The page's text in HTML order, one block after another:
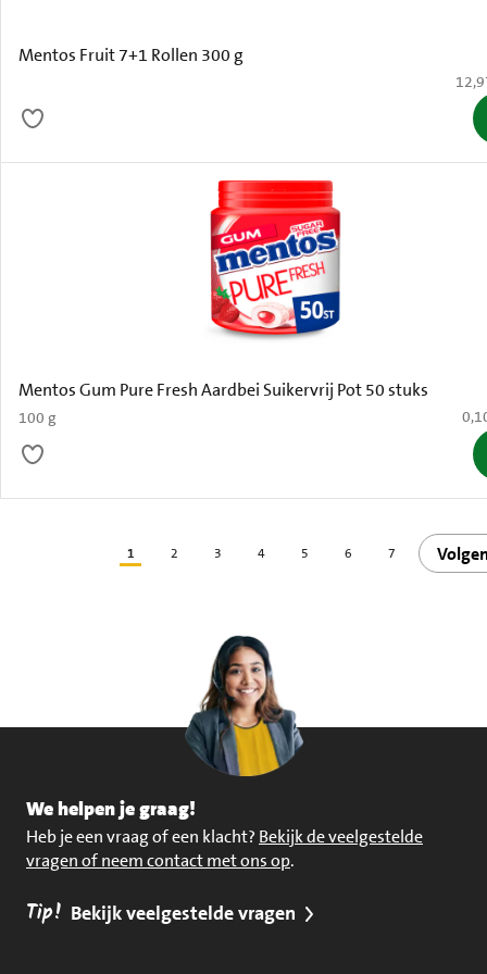
Mentos Fruit 7+1 Rollen 300 g
€
Mentos Gum Pure Fresh Aardbei Suikervrij Pot 50 stuks
100 g €
1 2 3 4 5 6 7
We helpen je graag!
Heb je een vraag of een klacht? Bekijk de veelgestelde
vragen of neem contact met ons op.
Tip! Bekijk veelgestelde vragen